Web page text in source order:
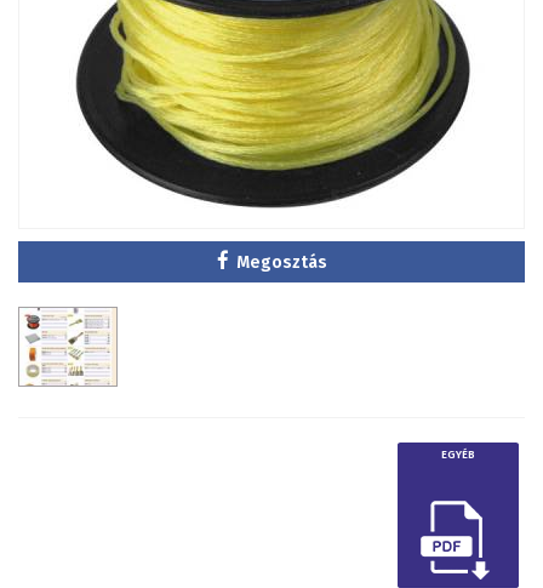
Megosztás
EGYÉB